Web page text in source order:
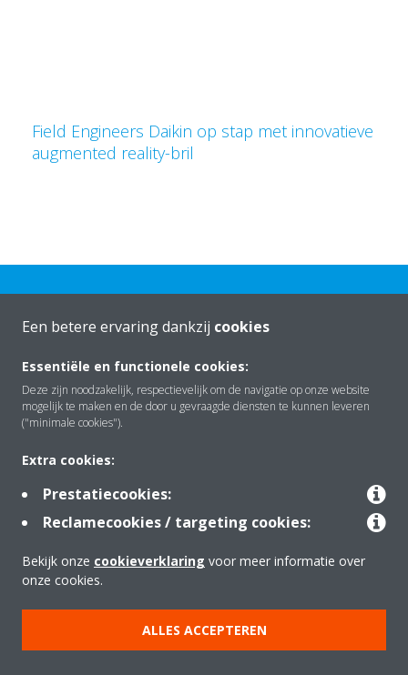
Field Engineers Daikin op stap met innovatieve
augmented reality-bril
Over Daikin
Contact
Producten
Copyright © Daikin
Een betere ervaring dankzij cookies
Essentiële en functionele cookies:
Deze zijn noodzakelijk, respectievelijk om de navigatie op onze website
mogelijk te maken en de door u gevraagde diensten te kunnen leveren
("minimale cookies").
Extra cookies:
Prestatiecookies:
Reclamecookies / targeting cookies:
Bekijk onze cookieverklaring voor meer informatie over
onze cookies.
ALLES ACCEPTEREN